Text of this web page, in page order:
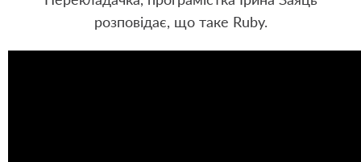
розповідає, що таке Ruby.